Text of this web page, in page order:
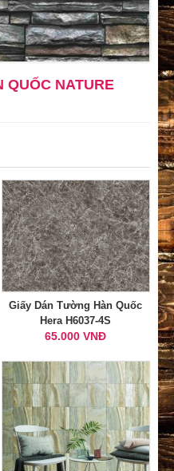
QUỐC NATURE
Giấy Dán Tường Hàn Quốc
Hera H6037-4S
65.000 VNĐ